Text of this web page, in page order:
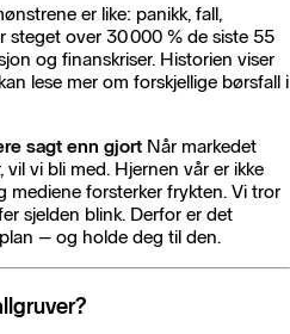
er like: panikk, fall,
steget over 30 000 % de siste 55
og finanskriser. Historien viser
lese mer om forskjellige børsfall i
sagt enn gjort Når markedet
vi bli med. Hjernen vår er ikke
mediene forsterker frykten. Vi tror
sjelden blink. Derfor er det
– og holde deg til den.